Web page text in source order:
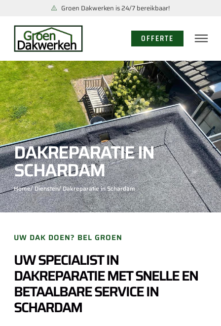
Groen Dakwerken is 24/7 bereikbaar!
OFFERTE
DAKREPARATIE IN
SCHARDAM
Home/ Diensten/ Dakreparatie in Schardam
UW DAK DOEN? BEL GROEN
UW SPECIALIST IN
DAKREPARATIE MET SNELLE EN
BETAALBARE SERVICE IN
SCHARDAM